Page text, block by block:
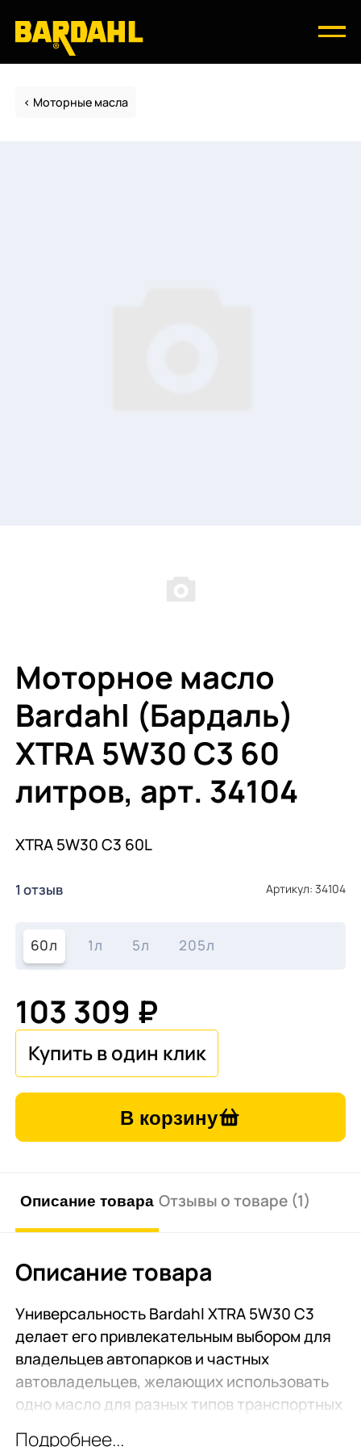
Моторные масла
Моторное масло
Bardahl (Бардаль)
ХTRA 5W30 С3 60
литров, арт. 34104
ХTRA 5W30 С3 60L
1 отзыв Артикул: 34104
60л 1л 5л 205л
103 309 ₽
В корзину
Описание товара Отзывы о товаре (1)
Описание товара
Универсальность Bardahl ХTRA 5W30 С3
делает его привлекательным выбором для
владельцев автопарков и частных
автовладельцев, желающих использовать
одно масло для разных типов транспортных
Подробнее...